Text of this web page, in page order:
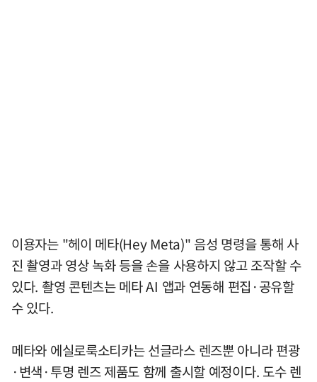
이용자는 "헤이 메타(Hey Meta)" 음성 명령을 통해 사
진 촬영과 영상 녹화 등을 손을 사용하지 않고 조작할 수
있다. 촬영 콘텐츠는 메타 AI 앱과 연동해 편집·공유할
수 있다.
메타와 에실로룩소티카는 선글라스 렌즈뿐 아니라 편광
·변색·투명 렌즈 제품도 함께 출시할 예정이다. 도수 렌